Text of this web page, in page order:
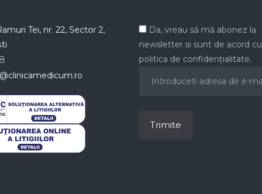
Tei, nr. 22, Sector 2,
Da, vreau să mă abonez la
newsletter si sunt de acord cu
politica de confidențialitate.